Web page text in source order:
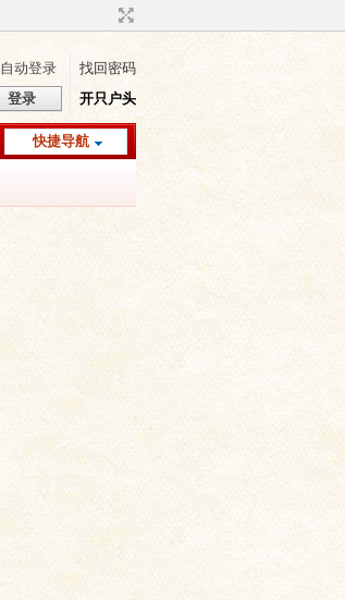
自动登录
找回密码
登录 开只户头
快捷导航